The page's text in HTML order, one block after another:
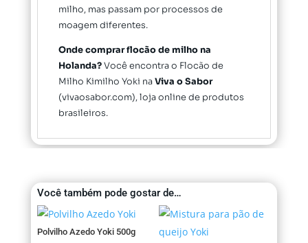
milho, mas passam por processos de
moagem diferentes.
Onde comprar flocão de milho na
Holanda?Você encontra o Flocão de
Milho Kimilho Yoki naViva o Sabor
(vivaosabor.com), loja online de produtos
brasileiros.
Você também pode gostar de…
Polvilho Azedo Yoki 500g